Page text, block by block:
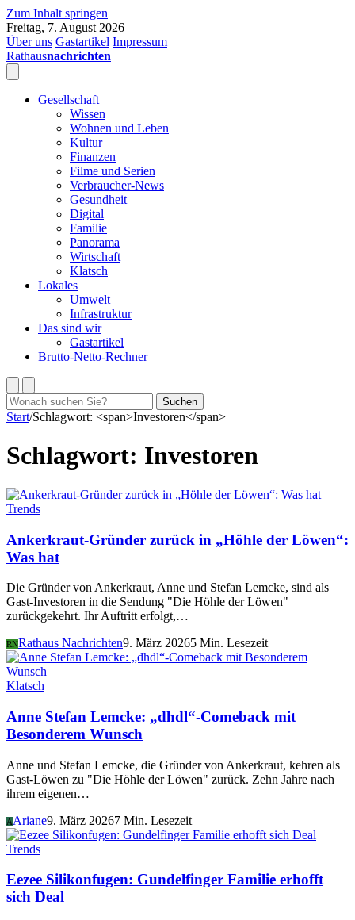
Zum Inhalt springen
Freitag, 7. August 2026
Über uns Gastartikel Impressum
Rathausnachrichten
Gesellschaft
Wissen
Wohnen und Leben
Kultur
Finanzen
Filme und Serien
Verbraucher-News
Gesundheit
Digital
Familie
Panorama
Wirtschaft
Klatsch
Lokales
Umwelt
Infrastruktur
Das sind wir
Gastartikel
Brutto-Netto-Rechner
Suchen
nach:
Suchen
Start/Schlagwort: <span>Investoren</span>
Schlagwort: Investoren
Trends
Ankerkraut-Gründer zurück in „Höhle der Löwen“:
Was hat
Die Gründer von Ankerkraut, Anne und Stefan Lemcke, sind als
Gast-Investoren in die Sendung "Die Höhle der Löwen"
zurückgekehrt. Ihr Auftritt erfolgt,…
RNRathaus Nachrichten9. März 20265 Min. Lesezeit
Klatsch
Anne Stefan Lemcke: „dhdl“-Comeback mit
Besonderem Wunsch
Anne und Stefan Lemcke, die Gründer von Ankerkraut, kehren als
Gast-Löwen zu "Die Höhle der Löwen" zurück. Zehn Jahre nach
ihrem eigenen…
AAriane9. März 20267 Min. Lesezeit
Trends
Eezee Silikonfugen: Gundelfinger Familie erhofft
sich Deal